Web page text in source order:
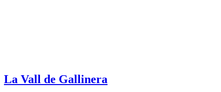
La Vall de Gallinera